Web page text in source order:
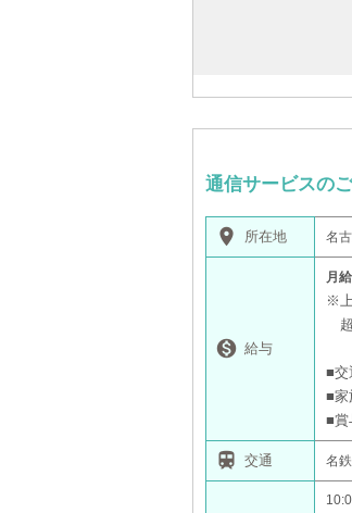
通信サービスの
place 所在地 名
 給与
月
※
超
■交
■家
■賞
 交通 名